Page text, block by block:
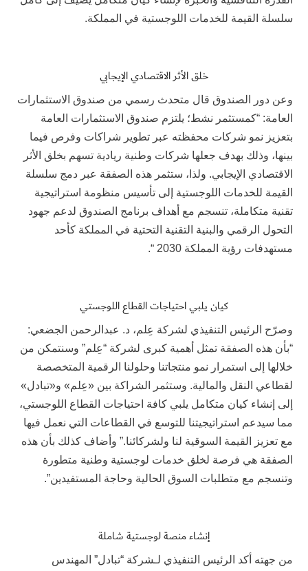
سلسلة القيمة للخدمات اللوجستية في المملكة.
خلق الأثر الاقتصادي الإيجابي
وعن دور الصندوق قال متحدث رسمي من صندوق الاستثمارات
العامة: “كمستثمر نشط؛ يلتزم صندوق الاستثمارات العامة
بتعزيز نمو شركات محفظته عبر تطوير شراكات وفرص فيما
بينها، وذلك بهدف جعلها شركات وطنية ريادية تسهم بخلق الأثر
الاقتصادي الإيجابي. ولذا، ستثمر هذه الصفقة عبر دمج سلسلة
القيمة للخدمات اللوجستية إلى تأسيس منظومة استراتيجية
تقنية متكاملة، تنسجم مع أهداف برنامج الصندوق لدعم جهود
التحول الرقمي والبنية التقنية التحتية في المملكة كأحد
مستهدفات رؤية المملكة 2030 “.
كيان يلبي احتياجات القطاع اللوجستي
وصرّح الرئيس التنفيذي لشركة عِلم، د. عبدالرحمن الجضعي:
“بأن هذه الصفقة تمثل أهمية كبرى لشركة “عِلم” وسنتمكن من
خلالها إلى استمرار نمو منتجاتنا وحلولنا الرقمية المتخصصة
لقطاعي النقل والمالية. وستثمر الشراكة بين «عِلم» و«تبادل»
إلى إنشاء كيان متكامل يلبي كافة احتياجات القطاع اللوجستي،
مما سيدعم استراتيجيتنا للتوسع في القطاعات التي نعمل فيها
مع تعزيز القيمة السوقية لنا ولشركائنا.” وأضاف كذلك بأن هذه
الصفقة هي فرصة لخلق خدمات لوجستية وطنية متطورة
وتنسجم مع متطلبات السوق الحالية وحاجة المستفيدين”.
إنشاء منصة لوجستية شاملة
من جهته أكد الرئيس التنفيذي لـشركة “تبادل” المهندس